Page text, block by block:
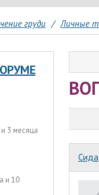
груди / Личные
3 месяца
и 10
Сида